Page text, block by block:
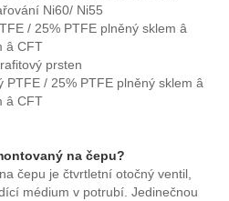
Ni60/ Ni55
/ 25% PTFE plněný sklem â
â CFT
prsten
PTFE / 25% PTFE plněný sklem â
â CFT
na čepu?
čepu je čtvrtletní otočný ventil,
médium v ​​potrubí. Jedinečnou